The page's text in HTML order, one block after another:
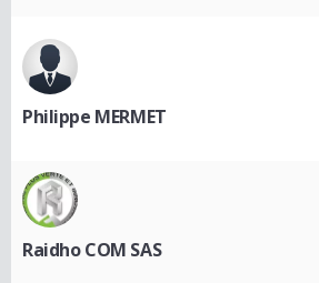
Philippe MERMET
Raidho COM SAS